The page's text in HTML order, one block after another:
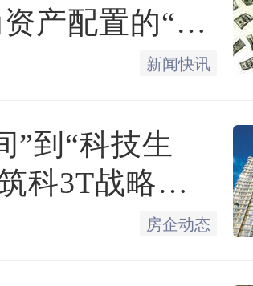
”如何操作？
了代理，如果我
产配置的“必
新闻快讯
”到“科技生
圈协同重构
房企动态